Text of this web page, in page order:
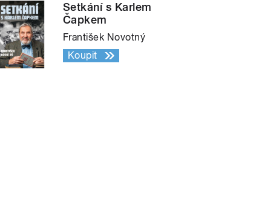
Setkání s Karlem
Čapkem
František Novotný
Koupit